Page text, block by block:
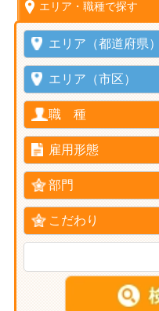
エリア・職種で探す
エリア（都道府県）
エリア（市区）
職 種
雇用形態
部門
こだわり